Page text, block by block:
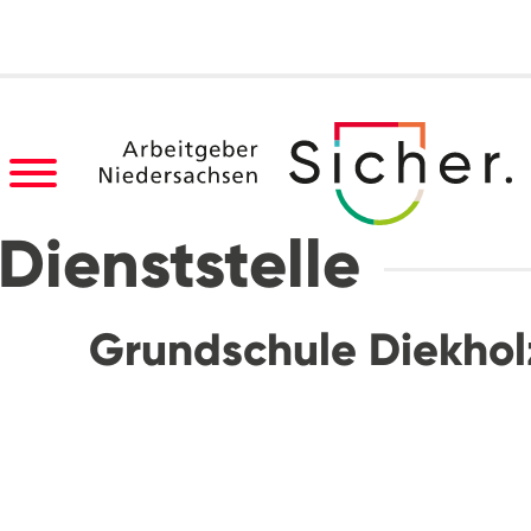
Grundschule